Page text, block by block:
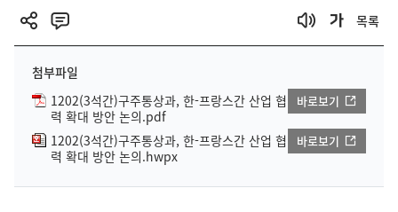
목록
첨부파일
1202(3석간)구주통상과, 한-프랑스간 산업 협
력 확대 방안 논의.pdf
바로보기
1202(3석간)구주통상과, 한-프랑스간 산업 협
력 확대 방안 논의.hwpx
바로보기